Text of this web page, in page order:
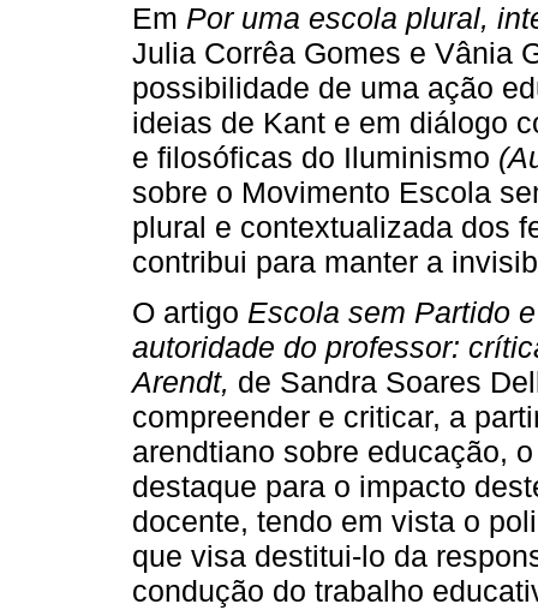
Em Por uma escola plural,
Julia Corrêa Gomes e Vânia
possibilidade de uma ação
ideias de Kant e em diálogo
e filosóficas do Iluminismo
sobre o Movimento Escola
plural e contextualizada dos
contribui para manter a
O artigo Escola sem Partido
autoridade do professor:
Arendt, de Sandra Soares
compreender e criticar, a
arendtiano sobre educação,
destaque para o impacto
docente, tendo em vista o
que visa destitui-lo da
condução do trabalho